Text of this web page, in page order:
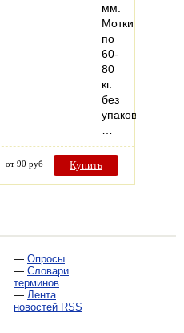
мм.
Мотки
по
60-
80
кг.
без
упаковки.
от 90 руб Купить
— Опросы
— Словари
терминов
— Лента
новостей RSS